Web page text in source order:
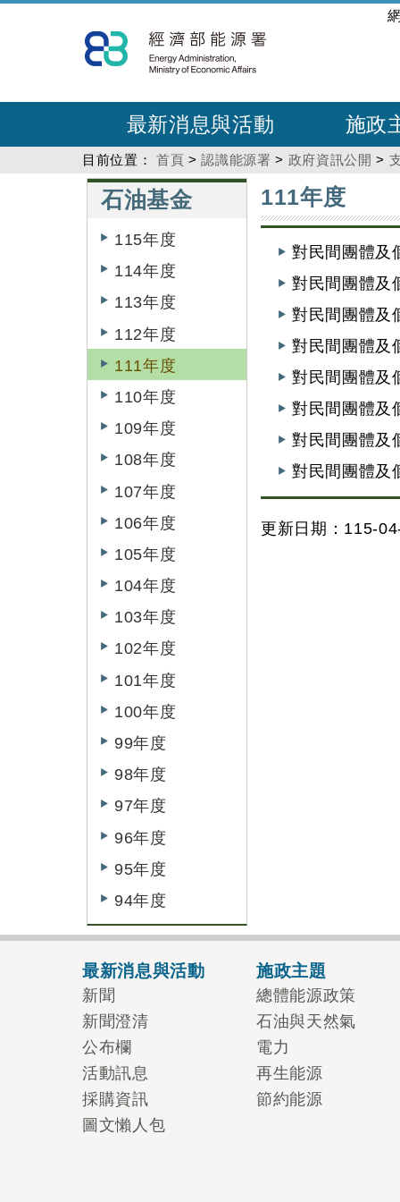
到
主
內
:::
最新消息與活動 施政
目前位置： 首頁 >認識能源署 > 政府資訊公開 >
石油基金
115年度
114年度
113年度
112年度
111年度
110年度
109年度
108年度
107年度
106年度
105年度
104年度
103年度
102年度
101年度
100年度
99年度
98年度
97年度
96年度
95年度
94年度
111年度
對民間團體及
對民間團體及
對民間團體及
對民間團體及
對民間團體及
對民間團體及
對民間團體及
對民間團體及
更新日期：115-
最新消息與活動
新聞
新聞澄清
公布欄
活動訊息
採購資訊
圖文懶人包
施政主題
總體能源政策
石油與天然氣
電力
再生能源
節約能源